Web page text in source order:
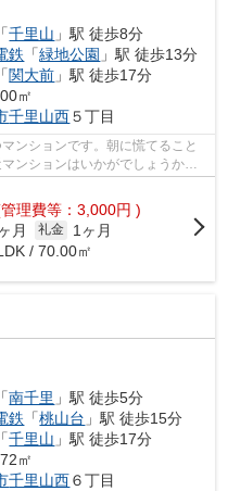
「千里山 」駅 徒歩8分
鉄 「緑地公園 」駅 徒歩13分
「関大前 」駅 徒歩17分
㎡
千里山西５丁目
ンションです。朝に慌てること
ンションはいかがでしょうか。
理費等：3,000円 )
月 礼金
1ヶ月
/ 70.00㎡
「南千里 」駅 徒歩5分
鉄 「桃山台 」駅 徒歩15分
「千里山 」駅 徒歩17分
㎡
千里山西６丁目